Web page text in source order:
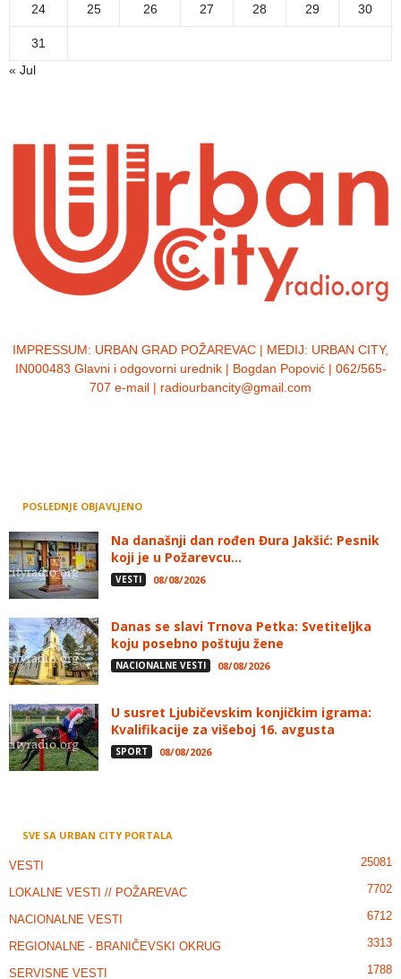
24 25 26 27 28 29 30
31
« Jul
IMPRESSUM: URBAN GRAD POŽAREVAC | MEDIJ: URBAN CITY,
IN000483 Glavni i odgovorni urednik | Bogdan Popović | 062/565-
707 e-mail | radiourbancity@gmail.com
POSLEDNJE OBJAVLJENO
Na današnji dan rođen Đura Jakšić: Pesnik
koji je u Požarevcu...
VESTI 08/08/2026
Danas se slavi Trnova Petka: Svetiteljka
koju posebno poštuju žene
NACIONALNE VESTI 08/08/2026
U susret Ljubičevskim konjičkim igrama:
Kvalifikacije za višeboj 16. avgusta
SPORT 08/08/2026
SVE SA URBAN CITY PORTALA
VESTI 25081
LOKALNE VESTI // POŽAREVAC 7702
NACIONALNE VESTI 6712
REGIONALNE - BRANIČEVSKI OKRUG 3313
SERVISNE VESTI 1788